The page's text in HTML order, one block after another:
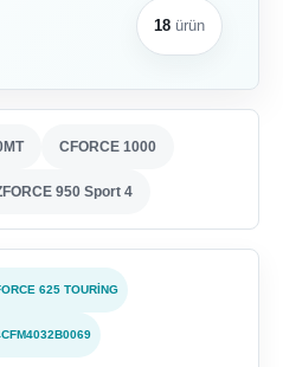
18 ürün
CFORCE 1000
950 Sport 4
625 TOURING